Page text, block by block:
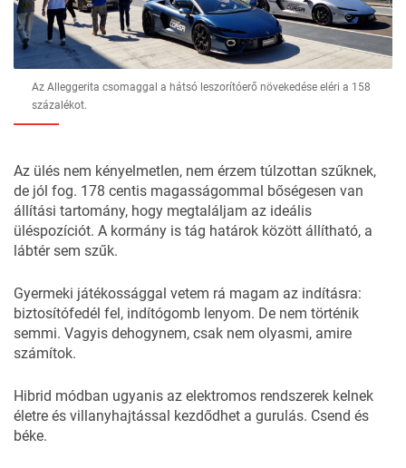
Az Alleggerita csomaggal a hátsó leszorítóerő növekedése eléri a 158
százalékot.
Az ülés nem kényelmetlen, nem érzem túlzottan szűknek,
de jól fog. 178 centis magasságommal bőségesen van
állítási tartomány, hogy megtaláljam az ideális
üléspozíciót. A kormány is tág határok között állítható, a
lábtér sem szűk.
Gyermeki játékossággal vetem rá magam az indításra:
biztosítófedél fel, indítógomb lenyom. De nem történik
semmi. Vagyis dehogynem, csak nem olyasmi, amire
számítok.
Hibrid módban ugyanis az elektromos rendszerek kelnek
életre és villanyhajtással kezdődhet a gurulás. Csend és
béke.